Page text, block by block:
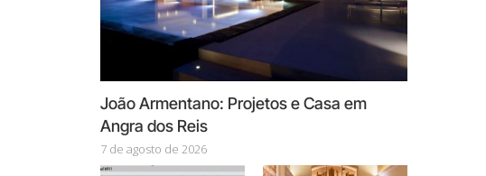
João Armentano: Projetos e Casa em
Angra dos Reis
7 de agosto de 2026